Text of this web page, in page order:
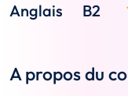
Anglais B2
A propos du